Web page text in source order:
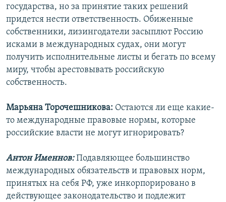
государства, но за принятие таких решений
придется нести ответственность. Обиженные
собственники, лизингодатели засыплют Россию
исками в международных судах, они могут
получить исполнительные листы и бегать по всему
миру, чтобы арестовывать российскую
собственность.
Марьяна Торочешникова: Остаются ли еще какие-
то международные правовые нормы, которые
российские власти не могут игнорировать?
Антон Именнов:Подавляющее большинство
международных обязательств и правовых норм,
принятых на себя РФ, уже инкорпорировано в
действующее законодательство и подлежит